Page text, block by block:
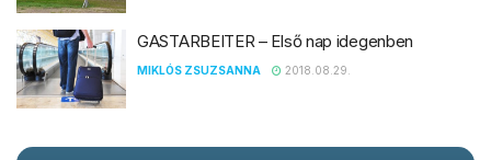
GASTARBEITER – Első nap idegenben
MIKLÓS ZSUZSANNA 2018.08.29.